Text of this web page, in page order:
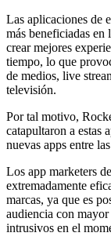
Las aplicaciones de
más beneficiadas en
crear mejores
tiempo, lo que
de medios, live
televisión.
Por tal motivo,
catapultaron a estas
nuevas apps entre
Los app marketers
extremadamente
marcas, ya que es
audiencia con
intrusivos en el